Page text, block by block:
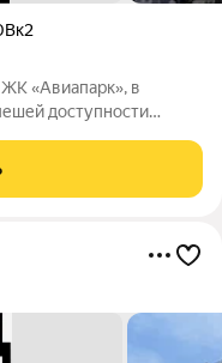
«Авиапарк», в
доступности
транспорта.